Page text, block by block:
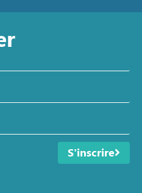
S'inscrire